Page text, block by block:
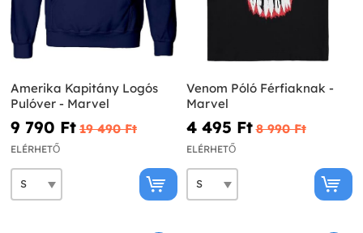
Amerika Kapitány Logós
Pulóver - Marvel
9 790 Ft‎ 19 490 Ft‎
ELÉRHETŐ
Venom Póló Férfiaknak -
Marvel
4 495 Ft‎ 8 990 Ft‎
ELÉRHETŐ